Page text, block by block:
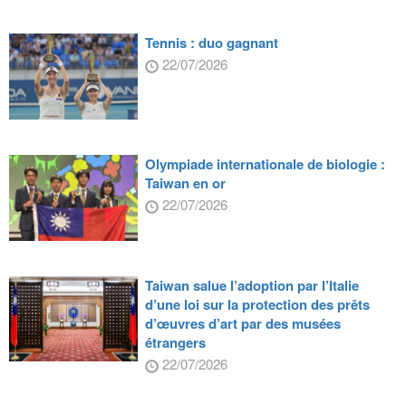
Tennis : duo gagnant
22/07/2026
Olympiade internationale de biologie :
Taiwan en or
22/07/2026
Taiwan salue l’adoption par l’Italie
d’une loi sur la protection des prêts
d’œuvres d’art par des musées
étrangers
22/07/2026